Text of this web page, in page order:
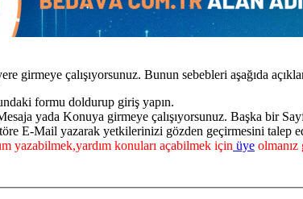
girmeye çalışıyorsunuz. Bunun sebebleri aşağıda
formu doldurup giriş yapın.
yada Konuya girmeye çalışıyorsunuz. Başka bir
E-Mail yazarak yetkilerinizi gözden geçirmesini talep
yazabilmek,yardım konuları açabilmek için üye olmanız